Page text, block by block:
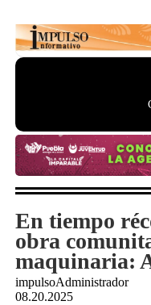
En tiempo
obra
maquinaria:
impulsoAdministrador
08.20.2025